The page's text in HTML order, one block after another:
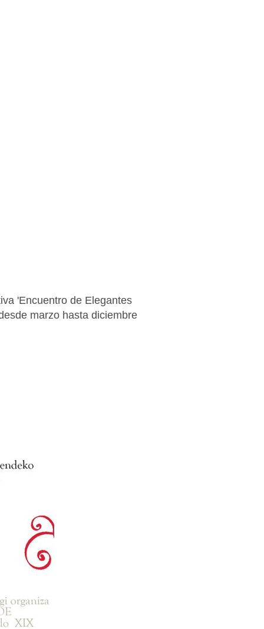
'Encuentro de Elegantes
marzo hasta diciembre